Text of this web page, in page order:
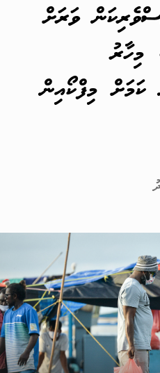
ވަރަށް
މިހާރު
ކަމަށް މިފްކޯއިން